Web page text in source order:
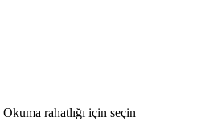
Okuma rahatlığı için seçin